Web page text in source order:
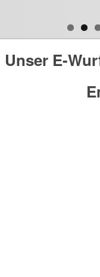
Unser E-